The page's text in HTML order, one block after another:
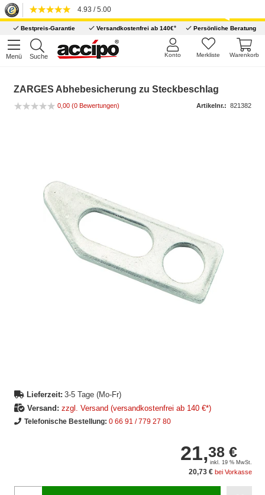
4.93 / 5.00
Bestpreis-Garantie Versandkostenfrei ab 140€* Persönliche Beratung
Menü Suche Warenkorb
Merkliste
Konto
ZARGES Abhebesicherung zu Steckbeschlag
0,00 (0 Bewertungen) Artikelnr.: 821382
Lieferzeit: 3-5 Tage (Mo-Fr)
Versand: zzgl. Versand (versandkostenfrei ab 140 €*)
Telefonische Bestellung: 0 66 91 / 779 27 80
21,38 €
inkl. 19 % MwSt.
20,73 € bei Vorkasse